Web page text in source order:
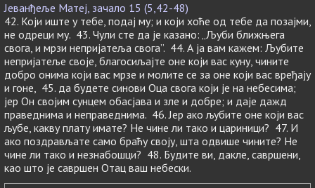
Јеванђеље Матеј, зачало 15 (5,42-48)
42. Који иште у тебе, подај му; и који хоће од тебе да позајми,
не одреци му. 43. Чули сте да је казано: „Љуби ближњега
свога, и мрзи непријатеља свога”. 44. А ја вам кажем: Љубите
непријатеље своје, благосиљајте оне који вас куну, чините
добро онима који вас мрзе и молите се за оне који вас вређају
и гоне, 45. да будете синови Оца свога који је на небесима;
јер Он својим сунцем обасјава и зле и добре; и даје дажд
праведнима и неправеднима. 46. Јер ако љубите оне који вас
љубе, какву плату имате? Не чине ли тако и цариници? 47. И
ако поздрављате само браћу своју, шта одвише чините? Не
чине ли тако и незнабошци? 48. Будите ви, дакле, савршени,
као што је савршен Отац ваш небески.